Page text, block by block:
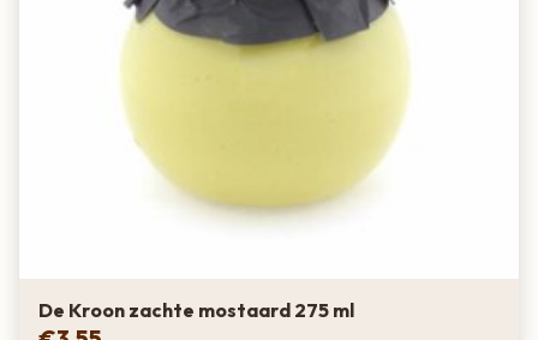
De Kroon zachte mostaard 275 ml